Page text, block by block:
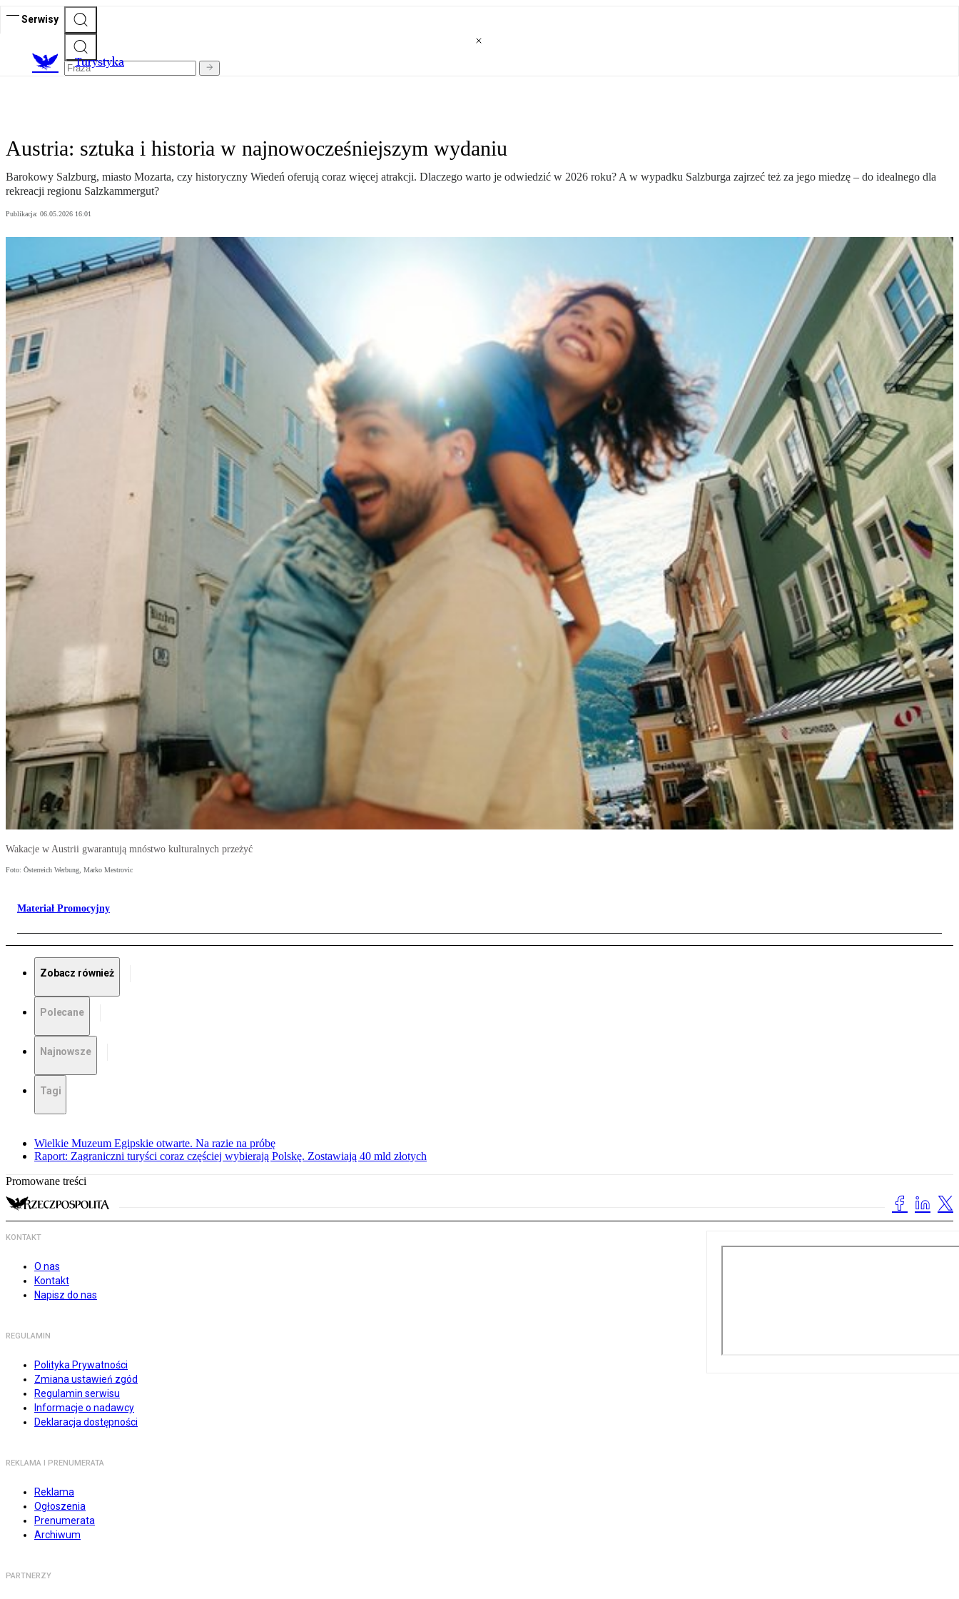
Serwisy
Turystyka
Austria: sztuka i historia w najnowocześniejszym wydaniu
Barokowy Salzburg, miasto Mozarta, czy historyczny Wiedeń oferują coraz więcej atrakcji. Dlaczego warto je odwiedzić w 2026 roku? A w wypadku Salzburga zajrzeć też za jego miedzę – do idealnego dla
rekreacji regionu Salzkammergut?
Publikacja: 06.05.2026 16:01
Wakacje w Austrii gwarantują mnóstwo kulturalnych przeżyć
Foto: Österreich Werbung, Marko Mestrovic
Materiał Promocyjny
Zobacz również
Polecane
Najnowsze
Tagi
Wielkie Muzeum Egipskie otwarte. Na razie na próbę
Raport: Zagraniczni turyści coraz częściej wybierają Polskę. Zostawiają 40 mld złotych
Promowane treści
KONTAKT
O nas
Kontakt
Napisz do nas
REGULAMIN
Polityka Prywatności
Zmiana ustawień zgód
Regulamin serwisu
Informacje o nadawcy
Deklaracja dostępności
REKLAMA I PRENUMERATA
Reklama
Ogłoszenia
Prenumerata
Archiwum
PARTNERZY